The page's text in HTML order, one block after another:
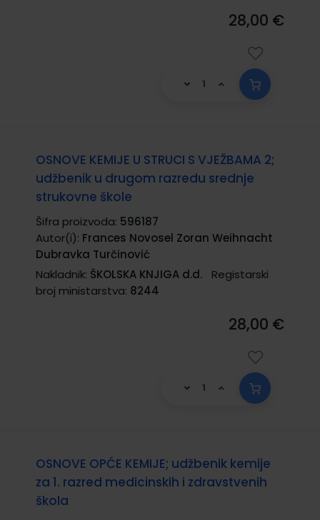
28,00 €
OSNOVE KEMIJE U STRUCI S VJEŽBAMA 2;
udžbenik u drugom razredu srednje
strukovne škole
Šifra proizvoda: 596187
Autor(i): Frances Novosel Zoran Weihnacht
Dubravka Turčinović
Nakladnik: ŠKOLSKA KNJIGA d.d.
Registarski
broj ministarstva: 8244
28,00 €
OSNOVE OPĆE KEMIJE; udžbenik kemije
za 1. razred medicinskih i zdravstvenih
škola